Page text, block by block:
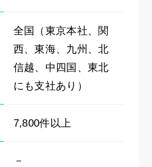
全国（東京本社、関
西、東海、九州、北
信越、中四国、東北
にも支社あり）
7,800件以上
－